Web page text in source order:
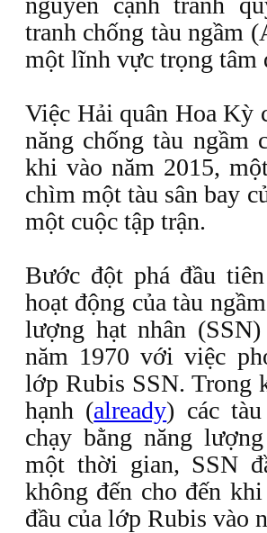
tranh chống tàu ngầm
một lĩnh vực trọng tâm
Việc Hải quân Hoa Kỳ
năng chống tàu ngầm
khi vào năm 2015,
chìm một tàu sân bay
một cuộc tập trận.
Bước đột phá đầu
hoạt động của tàu
lượng hạt nhân
năm 1970 với việc
lớp Rubis SSN. Trong
hạnh (already) các
chạy bằng năng
một thời gian, SSN
không đến cho đến
đầu của lớp Rubis vào